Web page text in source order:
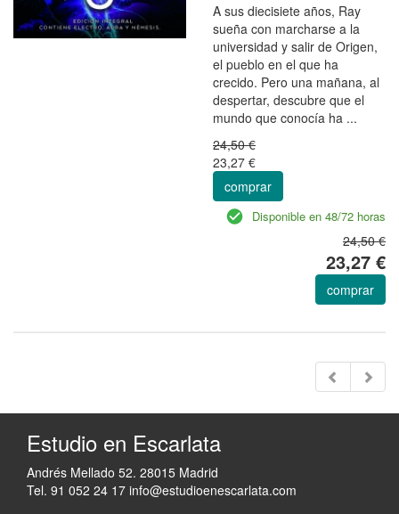
A sus diecisiete años, Ray
sueña con marcharse a la
universidad y salir de Origen,
el pueblo en el que ha
crecido. Pero una mañana, al
despertar, descubre que el
mundo que conocía ha ...
24,50 €
23,27 €
comprar
Disponible en 48/72 horas
24,50 €
23,27 €
comprar
Estudio en Escarlata
Andrés Mellado 52. 28015 Madrid
Tel. 91 052 24 17 info@estudioenescarlata.com